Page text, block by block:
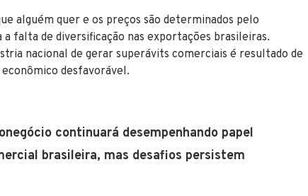
alguém quer e os preços são determinados pelo
a falta de diversificação nas exportações brasileiras.
nacional de gerar superávits comerciais é resultado de
desfavorável.
continuará desempenhando papel
brasileira, mas desafios persistem